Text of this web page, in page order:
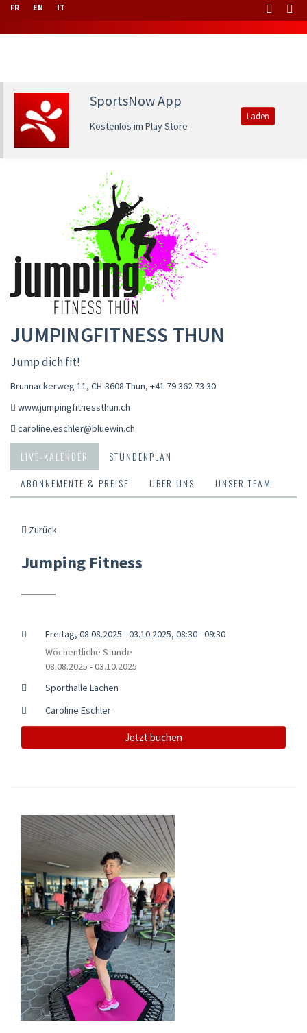
FR EN IT
SportsNow App
Kostenlos im Play Store
Laden
JUMPINGFITNESS THUN
Jump dich fit!
Brunnackerweg 11, CH-3608 Thun, +41 79 362 73 30
www.jumpingfitnessthun.ch
caroline.eschler@bluewin.ch
LIVE-KALENDER
STUNDENPLAN
ABONNEMENTE & PREISE
ÜBER UNS UNSER TEAM
Zurück
Jumping Fitness
Freitag, 08.08.2025 - 03.10.2025, 08:30 - 09:30
Wöchentliche Stunde
08.08.2025 - 03.10.2025
Sporthalle Lachen
Caroline Eschler
Jetzt buchen